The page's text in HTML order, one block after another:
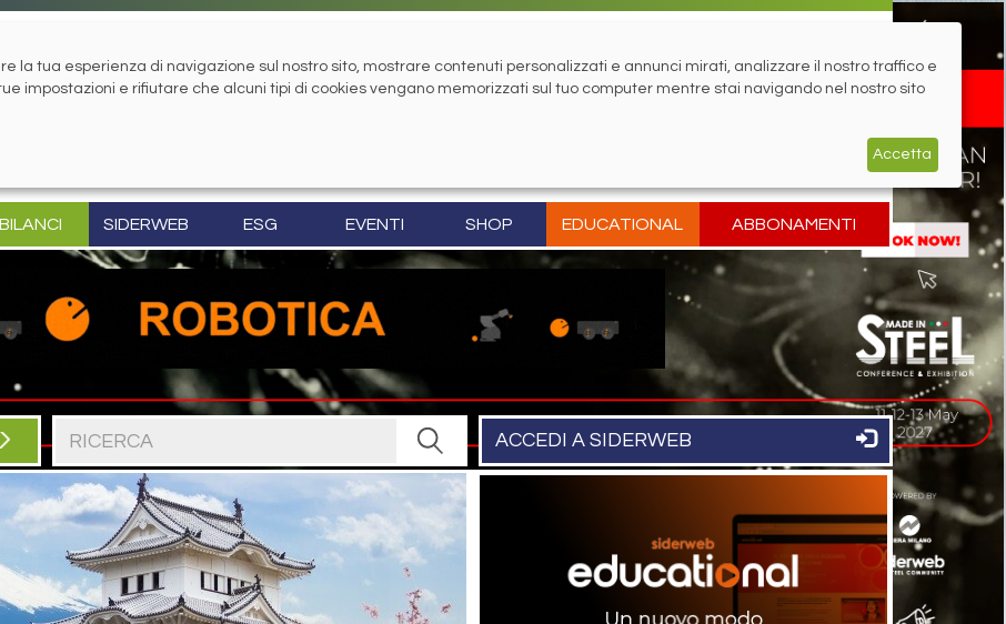
BILANCI SIDERWEB ESG EVENTI SHOP EDUCATIONAL ABBONAMENTI
ACCEDI A SIDERWEB
la tua esperienza di navigazione sul nostro sito, mostrare contenuti personalizzati e annunci mirati, analizzare il nostro traffico e
impostazioni e rifiutare che alcuni tipi di cookies vengano memorizzati sul tuo computer mentre stai navigando nel nostro sito
Accetta